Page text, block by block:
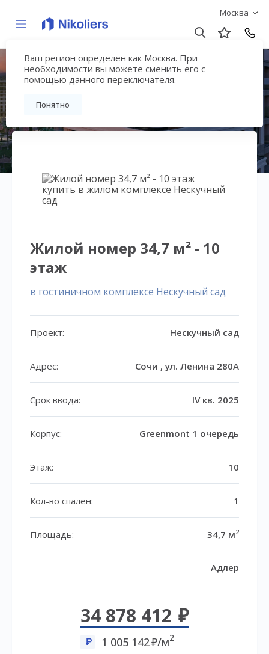
Москва
Ваш регион определен как Москва. При
необходимости вы можете сменить его с
помощью данного переключателя.
Понятно
Нескучный сад
Вернуться на страницу гостиничного
Жилой номер 34,7 м² - 10
этаж
в гостиничном комплексе Нескучный сад
Проект: Нескучный сад
Адрес: Сочи , ул. Ленина 280А
Срок ввода: IV кв. 2025
Корпус: Greenmont 1 очередь
Этаж: 10
Кол-во спален: 1
Площадь: 34,7 м2
Адлер
34 878 412
1 005 142 /м2